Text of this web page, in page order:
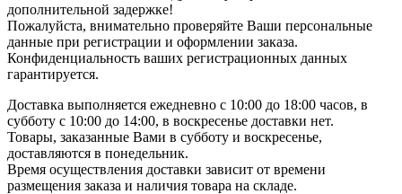
дополнительной задержке!
Пожалуйста, внимательно проверяйте Ваши персональные
данные при регистрации и оформлении заказа.
Конфиденциальность ваших регистрационных данных
гарантируется.
Доставка выполняется ежедневно с 10:00 до 18:00 часов, в
субботу с 10:00 до 14:00, в воскресенье доставки нет.
Товары, заказанные Вами в субботу и воскресенье,
доставляются в понедельник.
Время осуществления доставки зависит от времени
размещения заказа и наличия товара на складе.